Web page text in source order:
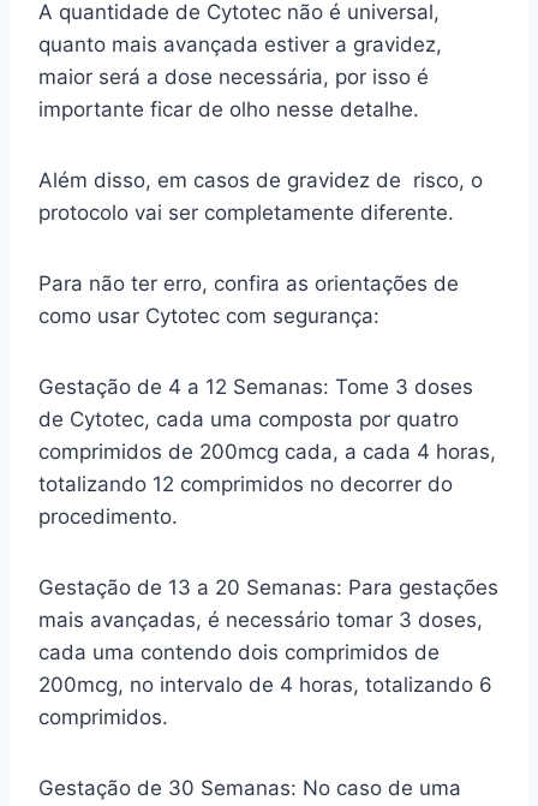
A quantidade de Cytotec não é universal,
quanto mais avançada estiver a gravidez,
maior será a dose necessária, por isso é
importante ficar de olho nesse detalhe.
Além disso, em casos de gravidez de risco, o
protocolo vai ser completamente diferente.
Para não ter erro, confira as orientações de
como usar Cytotec com segurança:
Gestação de 4 a 12 Semanas: Tome 3 doses
de Cytotec, cada uma composta por quatro
comprimidos de 200mcg cada, a cada 4 horas,
totalizando 12 comprimidos no decorrer do
procedimento.
Gestação de 13 a 20 Semanas: Para gestações
mais avançadas, é necessário tomar 3 doses,
cada uma contendo dois comprimidos de
200mcg, no intervalo de 4 horas, totalizando 6
comprimidos.
Gestação de 30 Semanas: No caso de uma